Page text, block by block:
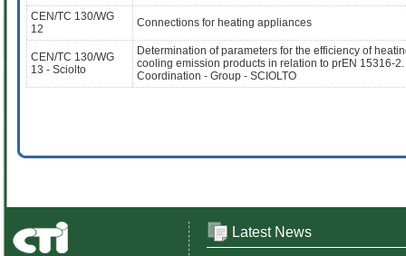
CEN/TC 130/WG
12
Connections for heating appliances
CEN/TC 130/WG
13 - Sciolto
Determination of parameters for the efficiency of
cooling emission products in relation to prEN 15316-2.
Coordination - Group - SCIOLTO
Latest News